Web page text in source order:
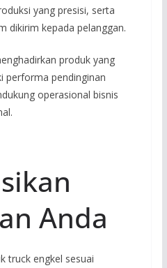
yang presisi, serta
dikirim kepada pelanggan.
produk yang
performa pendinginan
operasional bisnis
Anda
truck engkel sesuai